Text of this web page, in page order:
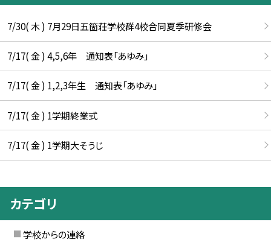
7/30( 木 ) 7月29日五箇荘学校群4校合同夏季研修会
7/17( 金 ) 4,5,6年 通知表「あゆみ」
7/17( 金 ) 1,2,3年生 通知表「あゆみ」
7/17( 金 ) 1学期終業式
7/17( 金 ) 1学期大そうじ
カテゴリ
学校からの連絡